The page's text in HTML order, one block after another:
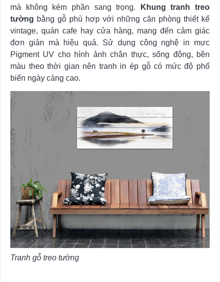
mà không kém phần sang trọng.
Khung tranh treo
tường bằng gỗ phù hợp với những căn phòng thiết kế
vintage, quán cafe hay cửa hàng, mang đến cảm giác
đơn giản mà hiệu quả. Sử dụng công nghệ in mực
Pigment UV cho hình ảnh chân thực, sống động, bền
màu theo thời gian nên tranh in ép gỗ có mức độ phổ
biến ngày càng cao.
Tranh gỗ treo tường